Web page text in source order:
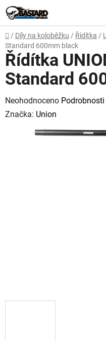
Přejít
na
obsah
Domů
/ Díly na koloběžku / Řídítka /
Standard 600mm black
Řídítka
Standard
Průměrné
hodnocení
Neohodnoceno
Značka: Union